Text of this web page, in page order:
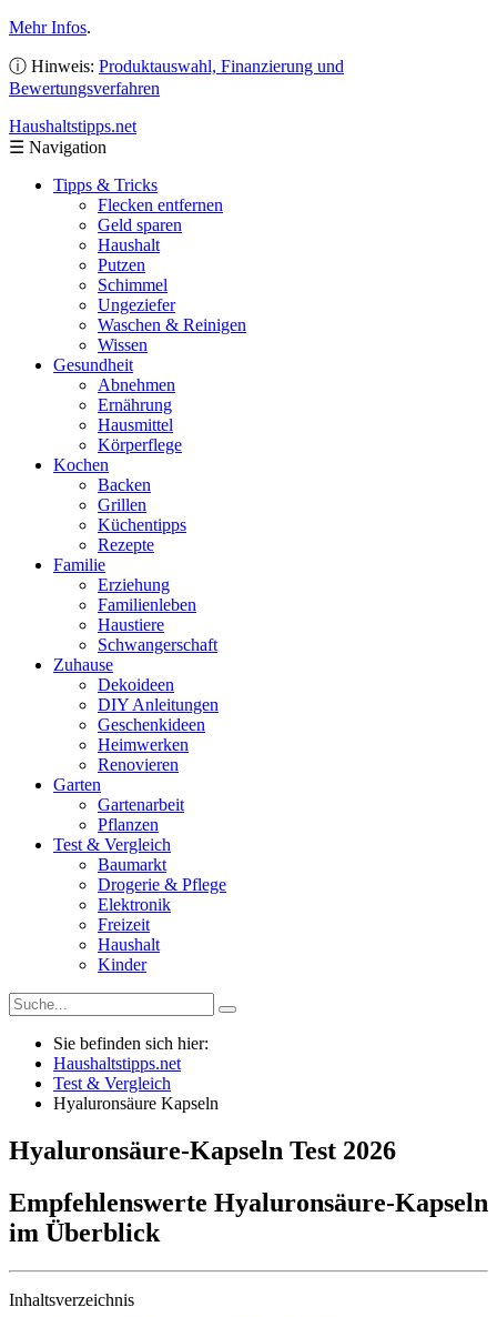
Mehr Infos.
ⓘ Hinweis: Produktauswahl, Finanzierung und
Bewertungsverfahren
Haushaltstipps.net
☰ Navigation
Tipps & Tricks
Flecken entfernen
Geld sparen
Haushalt
Putzen
Schimmel
Ungeziefer
Waschen & Reinigen
Wissen
Gesundheit
Abnehmen
Ernährung
Hausmittel
Körperflege
Kochen
Backen
Grillen
Küchentipps
Rezepte
Familie
Erziehung
Familienleben
Haustiere
Schwangerschaft
Zuhause
Dekoideen
DIY Anleitungen
Geschenkideen
Heimwerken
Renovieren
Garten
Gartenarbeit
Pflanzen
Test & Vergleich
Baumarkt
Drogerie & Pflege
Elektronik
Freizeit
Haushalt
Kinder
Sie befinden sich hier:
Haushaltstipps.net
Test & Vergleich
Hyaluronsäure Kapseln
Hyaluronsäure-Kapseln Test 2026
Empfehlenswerte Hyaluronsäure-Kapseln
im Überblick
Inhaltsverzeichnis